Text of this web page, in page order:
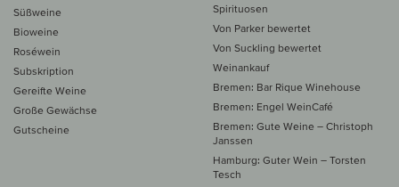
Süßweine
Bioweine
Roséwein
Subskription
Gereifte Weine
Große Gewächse
Gutscheine
Spirituosen
Von Parker bewertet
Von Suckling bewertet
Weinankauf
Bremen: Bar Rique Winehouse
Bremen: Engel WeinCafé
Bremen: Gute Weine – Christoph
Janssen
Hamburg: Guter Wein – Torsten
Tesch